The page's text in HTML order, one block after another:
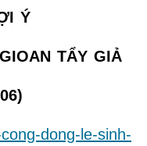
Ý
TẨY GIẢ
dong-le-sinh-